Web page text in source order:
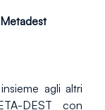
agli altri
DEST con